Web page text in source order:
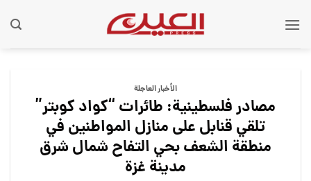
الأخبار العاجلة
مصادر فلسطينية: طائرات “كواد كوبتر”
تلقي قنابل على منازل المواطنين في
منطقة الشعف بحي التفاح شمال شرق
مدينة غزة